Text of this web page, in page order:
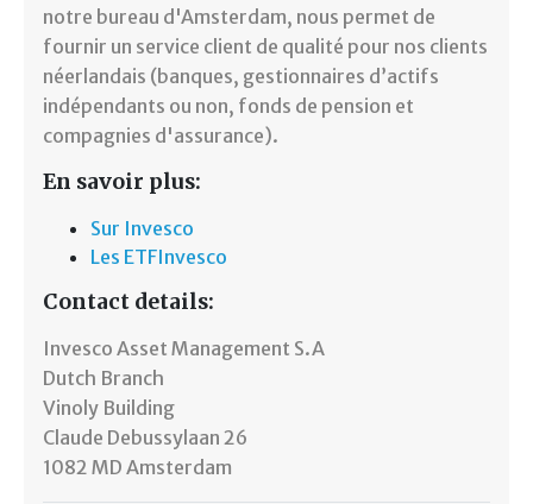
notre bureau d'Amsterdam, nous permet de
fournir un service client de qualité pour nos clients
néerlandais (banques, gestionnaires d’actifs
indépendants ou non, fonds de pension et
compagnies d'assurance).
En savoir plus:
Sur Invesco
Les ETFInvesco
Contact details:
Invesco Asset Management S.A
Dutch Branch
Vinoly Building
Claude Debussylaan 26
1082 MD Amsterdam